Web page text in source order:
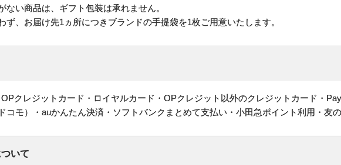
ない商品は、ギフト包装は承れません。
ず、お届け先1ヵ所につきブランドの手提袋を1枚ご用意いたします。
クレジットカード・ロイヤルカード・OPクレジット以外のクレジットカード・
コモ）・auかんたん決済・ソフトバンクまとめて支払い・小田急ポイント利用・友
いて